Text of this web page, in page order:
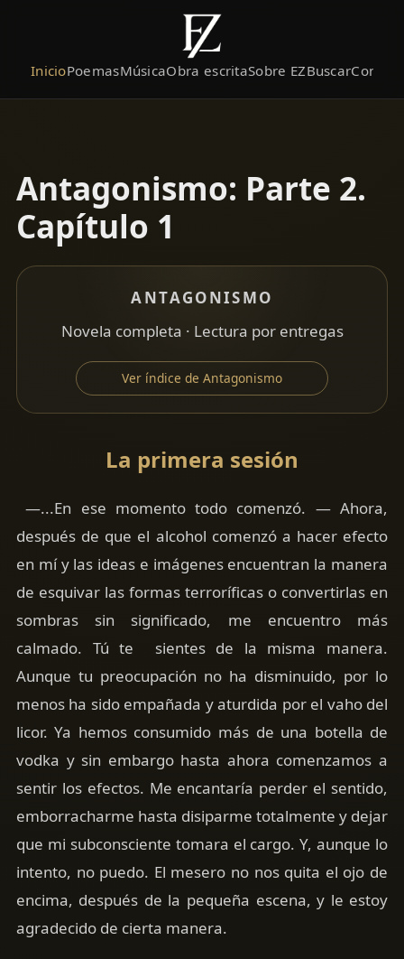
InicioPoemasMúsicaObra escritaSobre EZBuscar
Antagonismo: Parte 2.
Capítulo 1
ANTAGONISMO
Novela completa · Lectura por entregas
Ver índice de Antagonismo
La primera sesión
—...En ese momento todo comenzó. — Ahora,
después de que el alcohol comenzó a hacer efecto
en mí y las ideas e imágenes encuentran la manera
de esquivar las formas terroríficas o convertirlas en
sombras sin significado, me encuentro más
calmado. Tú te sientes de la misma manera.
Aunque tu preocupación no ha disminuido, por lo
menos ha sido empañada y aturdida por el vaho del
licor. Ya hemos consumido más de una botella de
vodka y sin embargo hasta ahora comenzamos a
sentir los efectos. Me encantaría perder el sentido,
emborracharme hasta disiparme totalmente y dejar
que mi subconsciente tomara el cargo. Y, aunque lo
intento, no puedo. El mesero no nos quita el ojo de
encima, después de la pequeña escena, y le estoy
agradecido de cierta manera.